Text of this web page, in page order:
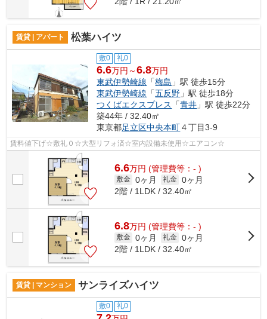
賃貸 | アパート 松葉ハイツ
敷0 礼0
6.6万円～6.8万円
東武伊勢崎線 「梅島 」駅 徒歩15分
東武伊勢崎線 「五反野 」駅 徒歩18分
つくばエクスプレス
「青井 」駅 徒歩22分
築44年 / 32.40㎡
東京都足立区中央本町４丁目3-9
賃料値下げ☆敷礼０☆大型リフォ済☆室内設備未使用☆エアコン☆
6.6万円 (管理費等：- )
敷金 0ヶ月 礼金 0ヶ月
2階 / 1LDK / 32.40㎡
6.8万円 (管理費等：- )
敷金 0ヶ月 礼金 0ヶ月
2階 / 1LDK / 32.40㎡
賃貸 | マンション サンライズハイツ
敷0 礼0